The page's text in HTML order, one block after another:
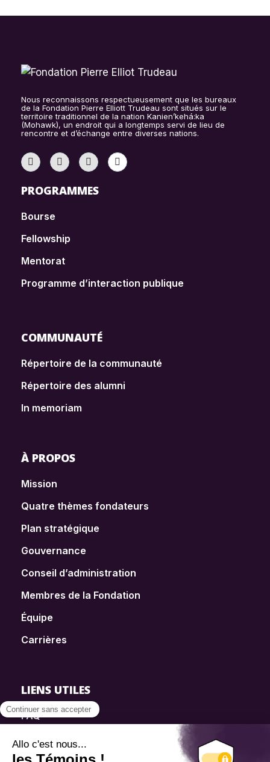
Nous reconnaissons respectueusement que les bureaux
de la Fondation Pierre Elliott Trudeau sont situés sur le
territoire traditionnel de la nation Kanien’kehá:ka
(Mohawk), un endroit qui a longtemps servi de lieu de
rencontre et d’échange entre diverses nations.
PROGRAMMES
Bourse
Fellowship
Mentorat
Programme d’interaction publique
COMMUNAUTÉ
Répertoire de la communauté
Répertoire des alumni
In memoriam
À PROPOS
Mission
Quatre thèmes fondateurs
Plan stratégique
Gouvernance
Conseil d’administration
Membres de la Fondation
Équipe
Carrières
LIENS UTILES
FAQ
SmartSimple